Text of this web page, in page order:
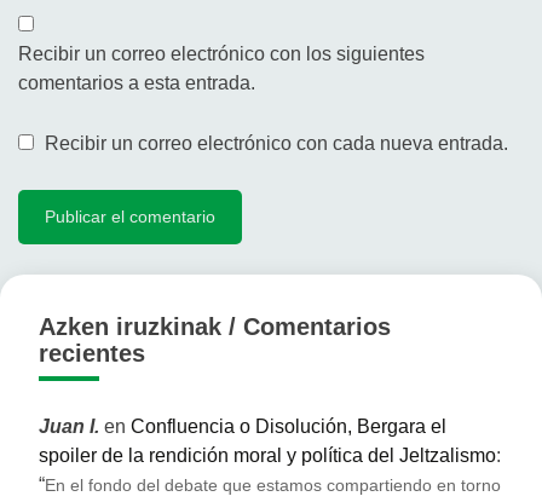
Recibir un correo electrónico con los siguientes
comentarios a esta entrada.
Recibir un correo electrónico con cada nueva entrada.
Azken iruzkinak / Comentarios
recientes
Juan I. en Confluencia o Disolución, Bergara el
spoiler de la rendición moral y política del Jeltzalismo:
“En el fondo del debate que estamos compartiendo en torno